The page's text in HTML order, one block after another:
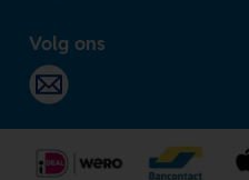
Volg ons